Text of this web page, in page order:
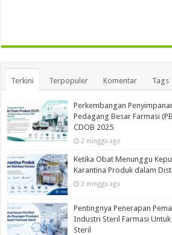
Terkini Terpopuler Komentar Tags
Perkembangan
Pedagang Besar Farmasi
CDOB 2025
2 minggu ago
Ketika Obat Menunggu
Karantina Produk dalam
2 minggu ago
Pentingnya Penerapan
Industri Steril Farmasi
Steril